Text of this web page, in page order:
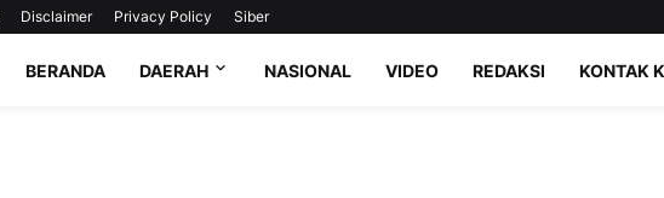
Disclaimer Privacy Policy Siber
BERANDA DAERAH NASIONAL VIDEO REDAKSI KONTAK